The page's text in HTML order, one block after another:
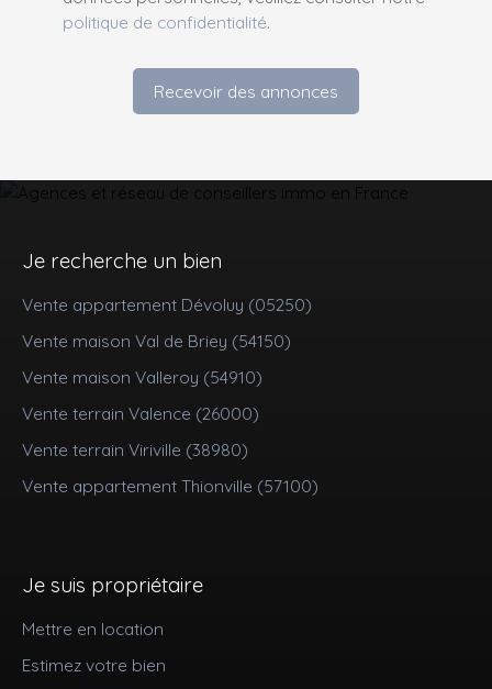
politique de confidentialité.
Recevoir des annonces
Je recherche un bien
Vente appartement Dévoluy (05250)
Vente maison Val de Briey (54150)
Vente maison Valleroy (54910)
Vente terrain Valence (26000)
Vente terrain Viriville (38980)
Vente appartement Thionville (57100)
Je suis propriétaire
Mettre en location
Estimez votre bien